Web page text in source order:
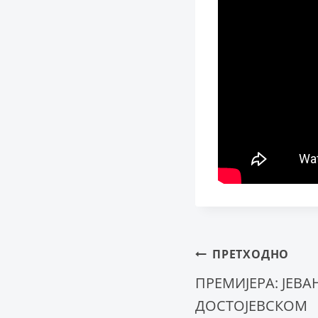
ПРЕТХОДНО
ПРЕМИЈЕРА:
ДОСТОЈЕВСКОМ